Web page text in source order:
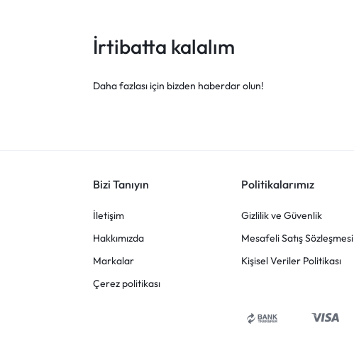
İrtibatta kalalım
Daha fazlası için bizden haberdar olun!
Bizi Tanıyın
İletişim
Hakkımızda
Markalar
Çerez politikası
Politikalarımız
Gizlilik ve Güvenlik
Mesafeli Satış Sözleşmesi
Kişisel Veriler Politikası